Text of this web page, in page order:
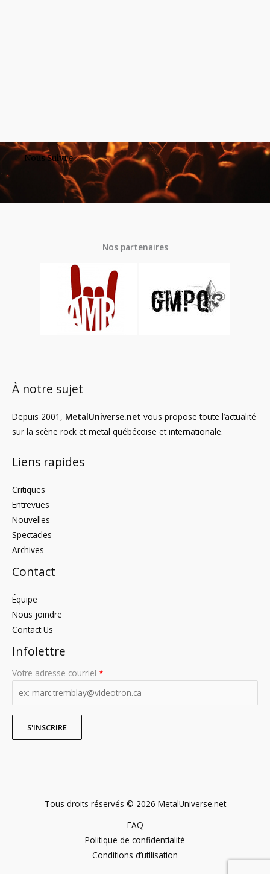
Nous Suivre
Nos partenaires
À notre sujet
Depuis 2001, MetalUniverse.net vous propose toute l’actualité
sur la scène rock et metal québécoise et internationale.
Liens rapides
Critiques
Entrevues
Nouvelles
Spectacles
Archives
Contact
Équipe
Nous joindre
Contact Us
Infolettre
Votre adresse courriel *
Tous droits réservés © 2026 MetalUniverse.net
FAQ
Politique de confidentialité
Conditions d’utilisation